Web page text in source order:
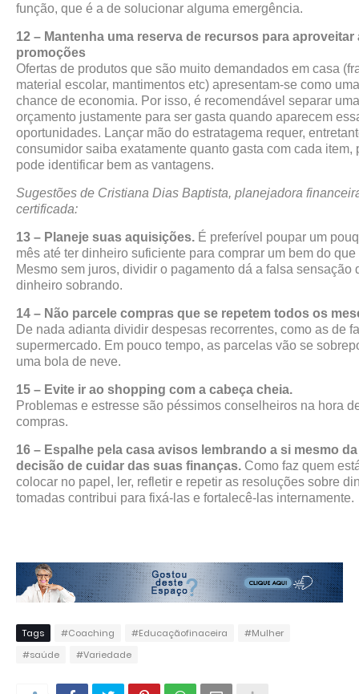
função, que é a de solucionar alguma emergência.
12 – Mantenha uma reserva de recursos para aproveitar
promoções
Ofertas de produtos que são muito demandados em casa
material escolar, mantimentos etc) apresentam-se como
chance de economia. Por isso, é recomendável separar
orçamento justamente para ser gasta quando aparecem
oportunidades. Lançar mão do estratagema requer,
consumidor saiba exatamente quanto gasta com cada item,
pode identificar bem as vantagens.
Sugestões de Cristiana Dias Baptista, planejadora
certificada:
13 – Planeje suas aquisições. É preferível poupar um
mês até ter dinheiro suficiente para comprar um bem do que
Mesmo sem juros, dividir o pagamento dá a falsa sensação
dinheiro sobrando.
14 – Não parcele compras que se repetem todos os
De nada adianta dividir despesas recorrentes, como as de
supermercado. Em pouco tempo, as parcelas vão se
uma bola de neve.
15 – Evite ir ao shopping com a cabeça cheia.
Problemas e estresse são péssimos conselheiros na hora
compras.
16 – Espalhe pela casa avisos lembrando a si mesmo
decisão de cuidar das suas finanças. Como faz quem
colocar no papel, ler, refletir e repetir as resoluções sobre
tomadas contribui para fixá-las e fortalecê-las internamente.
Tags #Coaching #Educaçãofinaceira
#Mulher
#saúde
#Variedade